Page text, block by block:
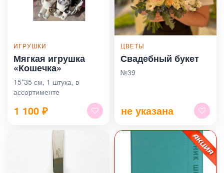
ИГРУШКИ
Мягкая игрушка
«Кошечка»
15*35 см, 1 штука, в
ассортименте
1 100 ₽
ЦВЕТЫ
Свадебный букет
№39
не указана